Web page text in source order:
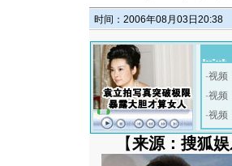
时间：2006年08月03日20:38
·视频
·视频
·视频
【来源：搜狐